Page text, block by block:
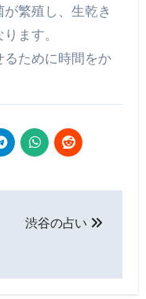
繁殖し、生乾き
ます。
ために時間をか
渋谷の占い